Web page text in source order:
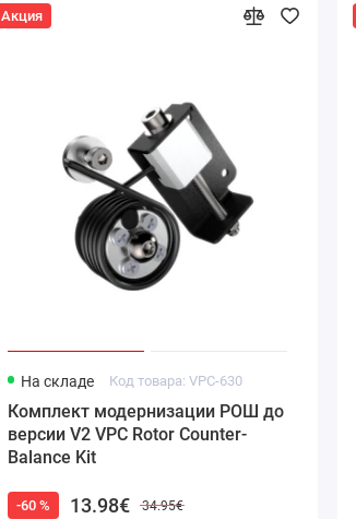
Акция
На складе Код товара: VPC-630
Комплект модернизации РОШ до
версии V2 VPC Rotor Counter-
Balance Kit
-60 % 13.98€ 34.95€